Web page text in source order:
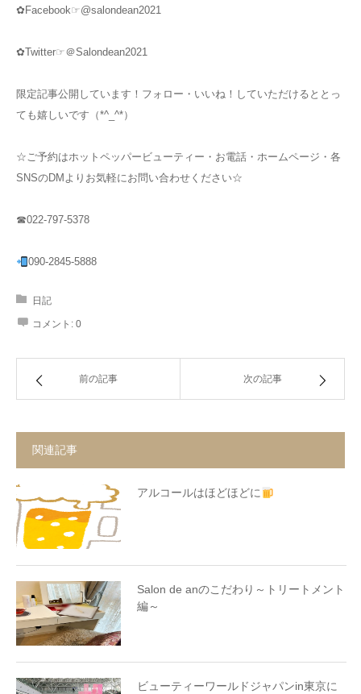
✿Facebook☞@salondean2021
✿Twitter☞＠Salondean2021
限定記事公開しています！フォロー・いいね！していただけるととっ
ても嬉しいです（*^_^*）
☆ご予約はホットペッパービューティー・お電話・ホームページ・各
SNSのDMよりお気軽にお問い合わせください☆
☎022-797-5378
090-2845-5888
日記
コメント: 0
前の記事 次の記事
関連記事
アルコールはほどほどに
Salon de anのこだわり～トリートメント
編～
ビューティーワールドジャパンin東京に